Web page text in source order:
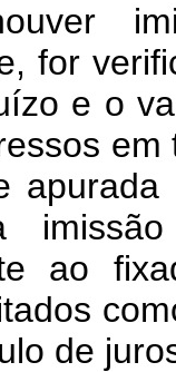
for
e o
ao
de